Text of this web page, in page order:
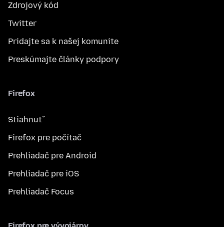
Zdrojový kód
Twitter
Pridajte sa k našej komunite
Preskúmajte články podpory
Firefox
Stiahnuť
Firefox pre počítač
Prehliadač pre Android
Prehliadač pre iOS
Prehliadač Focus